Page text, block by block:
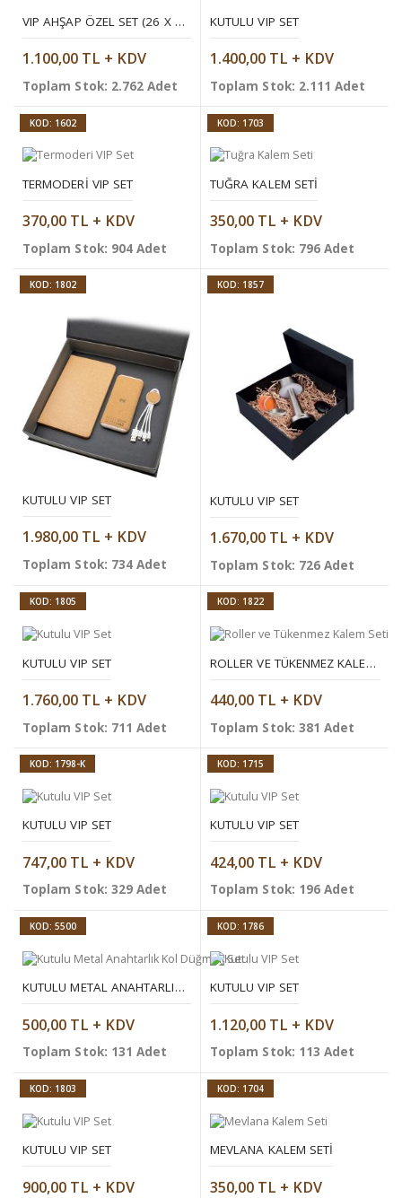
VIP AHŞAP ÖZEL SET (26 X 18 X 6 CM)
1.100,00 TL + KDV
Toplam Stok: 2.762 Adet
KUTULU VIP SET
1.400,00 TL + KDV
Toplam Stok: 2.111 Adet
KOD: 1602
TERMODERI VIP SET
370,00 TL + KDV
Toplam Stok: 904 Adet
KOD: 1703
TUĞRA KALEM SETI
350,00 TL + KDV
Toplam Stok: 796 Adet
KOD: 1802
KUTULU VIP SET
1.980,00 TL + KDV
Toplam Stok: 734 Adet
KOD: 1857
KUTULU VIP SET
1.670,00 TL + KDV
Toplam Stok: 726 Adet
KOD: 1805
KUTULU VIP SET
1.760,00 TL + KDV
Toplam Stok: 711 Adet
KOD: 1822
ROLLER VE TÜKENMEZ KALEM SETI
440,00 TL + KDV
Toplam Stok: 381 Adet
KOD: 1798-K
KUTULU VIP SET
747,00 TL + KDV
Toplam Stok: 329 Adet
KOD: 1715
KUTULU VIP SET
424,00 TL + KDV
Toplam Stok: 196 Adet
KOD: 5500
KUTULU METAL ANAHTARLIK KOL DÜĞMELI SET
500,00 TL + KDV
Toplam Stok: 131 Adet
KOD: 1786
KUTULU VIP SET
1.120,00 TL + KDV
Toplam Stok: 113 Adet
KOD: 1803
KUTULU VIP SET
900,00 TL + KDV
KOD: 1704
MEVLANA KALEM SETI
350,00 TL + KDV